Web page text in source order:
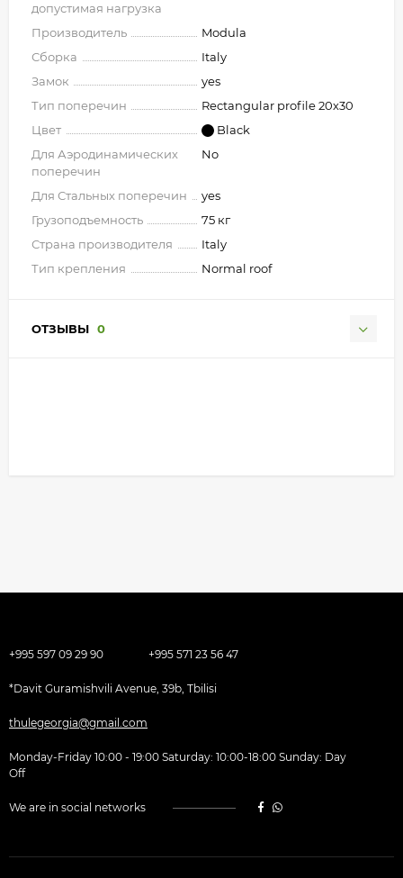
допустимая нагрузка
Производитель
Modula
Сборка
Italy
Замок
yes
Тип поперечин
Rectangular profile 20х30
Цвет
Black
Для Аэродинамических
поперечин
No
Для Стальных поперечин
yes
Грузоподъемность
75 кг
Страна производителя
Italy
Тип крепления
Normal roof
ОТЗЫВЫ 0
+995 597 09 29 90 +995 571 23 56 47
*Davit Guramishvili Avenue, 39b, Tbilisi
thulegeorgia@gmail.com
Monday-Friday 10:00 - 19:00 Saturday: 10:00-18:00 Sunday: Day
Off
We are in social networks